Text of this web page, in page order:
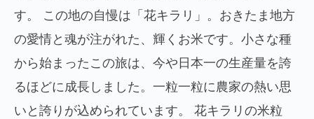
す。 この地の自慢は「花キラリ」。おきたま地方
の愛情と魂が注がれた、輝くお米です。小さな種
から始まったこの旅は、今や日本一の生産量を誇
るほどに成長しました。一粒一粒に農家の熱い思
いと誇りが込められています。 花キラリの米粒